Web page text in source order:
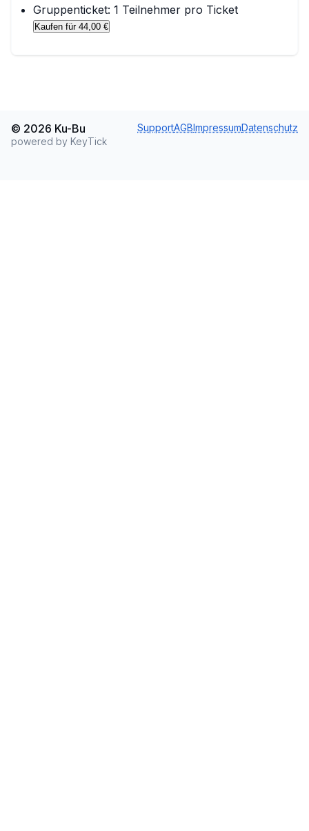
Gruppenticket: 1 Teilnehmer pro Ticket
Kaufen für 44,00 €
© 2026 Ku-Bu
powered by KeyTick
SupportAGBImpressumDatenschutz